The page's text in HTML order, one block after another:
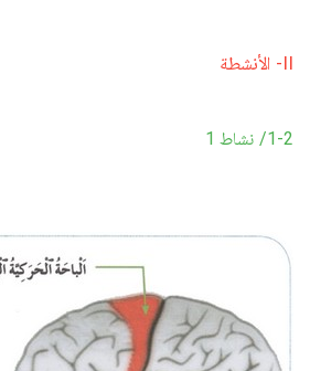
II- الأنشطة
1-2/ نشاط 1